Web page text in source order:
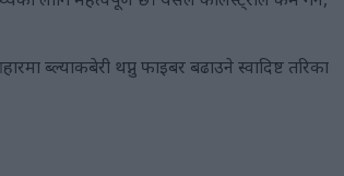
ब्ल्याकबेरी थप्नु फाइबर बढाउने स्वादिष्ट तरिका